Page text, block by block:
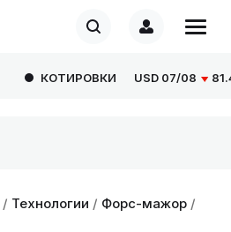
КОТИРОВКИ USD07/08
/ Технологии / Форс-мажор /